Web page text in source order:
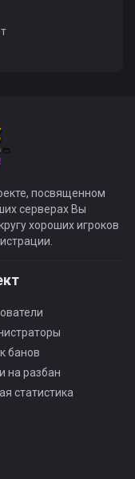
посвященном
серверах Вы
хороших игроков
банов
на разбан
статистика